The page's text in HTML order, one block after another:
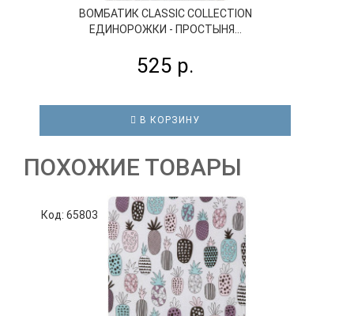
ВОМБАТИК CLASSIC COLLECTION
ЕДИНОРОЖКИ - ПРОСТЫНЯ...
525 р.
В КОРЗИНУ
ПОХОЖИЕ ТОВАРЫ
Код: 65803